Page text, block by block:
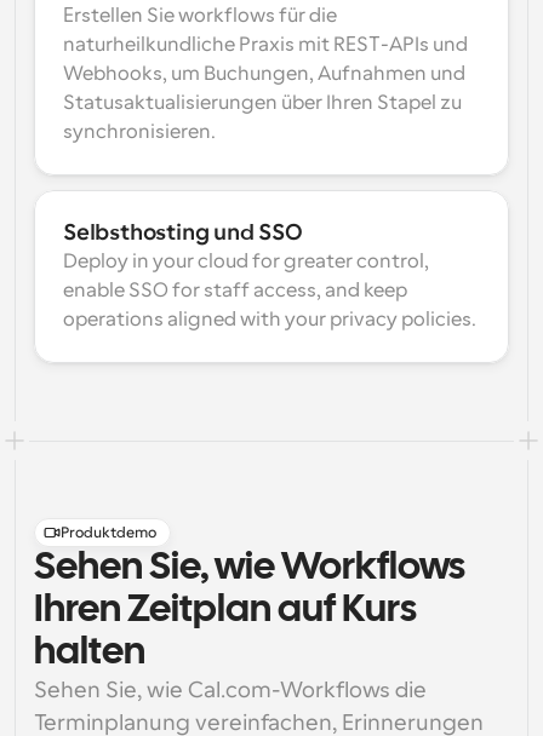
Erstellen Sie workflows für die
naturheilkundliche Praxis mit REST-APIs und
Webhooks, um Buchungen, Aufnahmen und
Statusaktualisierungen über Ihren Stapel zu
synchronisieren.
Selbsthosting und SSO
Deploy in your cloud for greater control,
enable SSO for staff access, and keep
operations aligned with your privacy policies.
Produktdemo
Sehen Sie, wie Workflows
Ihren Zeitplan auf Kurs
halten
Sehen Sie, wie Cal.com-Workflows die
Terminplanung vereinfachen, Erinnerungen